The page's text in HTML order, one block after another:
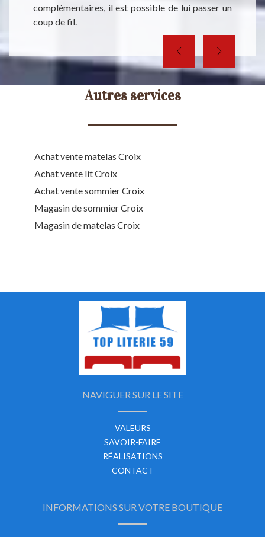
complémentaires, il est possible de lui passer un
coup de fil.
Autres services
Achat vente matelas Croix
Achat vente lit Croix
Achat vente sommier Croix
Magasin de sommier Croix
Magasin de matelas Croix
NAVIGUER SUR LE SITE
VALEURS
SAVOIR-FAIRE
RÉALISATIONS
CONTACT
INFORMATIONS SUR VOTRE BOUTIQUE